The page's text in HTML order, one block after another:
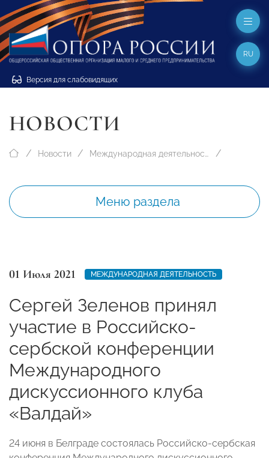
Версия для слабовидящих
RU
НОВОСТИ
Новости Международная деятельность
Меню раздела
01 Июля 2021 МЕЖДУНАРОДНАЯ ДЕЯТЕЛЬНОСТЬ
Сергей Зеленов принял
участие в Российско-
сербской конференции
Международного
дискуссионного клуба
«Валдай»
24 июня в Белграде состоялась Российско-сербская